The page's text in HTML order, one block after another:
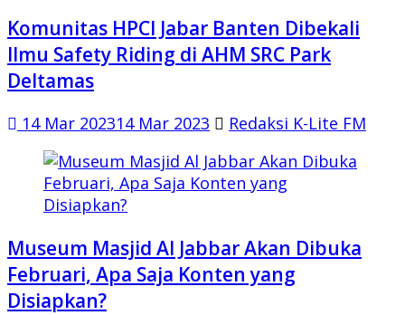
Komunitas HPCI Jabar Banten Dibekali
Ilmu Safety Riding di AHM SRC Park
Deltamas
14 Mar 202314 Mar 2023 Redaksi K-Lite FM
Museum Masjid Al Jabbar Akan Dibuka
Februari, Apa Saja Konten yang
Disiapkan?